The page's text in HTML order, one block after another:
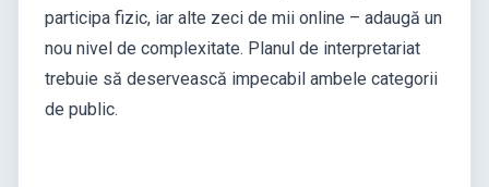
participa fizic, iar alte zeci de mii online – adaugă un
nou nivel de complexitate. Planul de interpretariat
trebuie să deservească impecabil ambele categorii
de public.